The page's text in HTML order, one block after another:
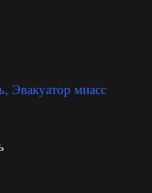
Эвакуатор миасс